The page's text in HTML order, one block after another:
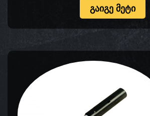
ᲒᲐᲘᲒᲔ ᲛᲔᲢᲘ